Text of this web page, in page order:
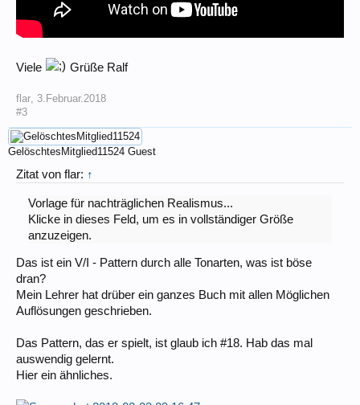
Viele Grüße Ralf
flar, 3.Februar.2018
#3
GelöschtesMitglied11524 Guest
Zitat von flar: ↑
Vorlage für nachträglichen Realismus...
Klicke in dieses Feld, um es in vollständiger Größe
anzuzeigen.
Das ist ein V/I - Pattern durch alle Tonarten, was ist böse
dran?
Mein Lehrer hat drüber ein ganzes Buch mit allen Möglichen
Auflösungen geschrieben.
Das Pattern, das er spielt, ist glaub ich #18. Hab das mal
auswendig gelernt.
Hier ein ähnliches.